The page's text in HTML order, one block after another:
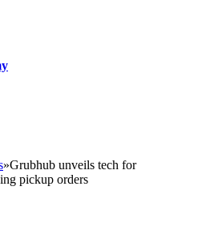
»Grubhub unveils tech for
pickup orders